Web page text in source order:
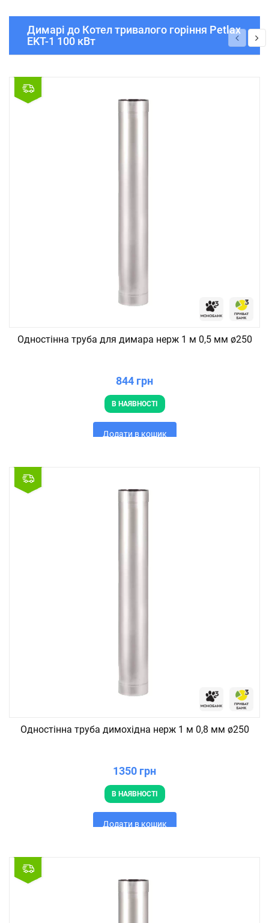
Димарі до Котел тривалого горіння Petlax
EKT-1 100 кВт
Одностінна труба для димара нерж 1 м 0,5 мм ø250
844 грн
В НАЯВНОСТІ
Додати в кошик
Одностінна труба димохідна нерж 1 м 0,8 мм ø250
1350 грн
В НАЯВНОСТІ
Додати в кошик